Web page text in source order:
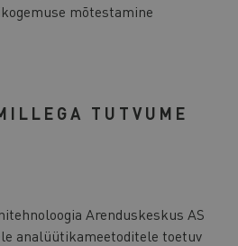
mõtestamine
TUTVUME
Arenduskeskus AS
analüütikameetoditele toetuv